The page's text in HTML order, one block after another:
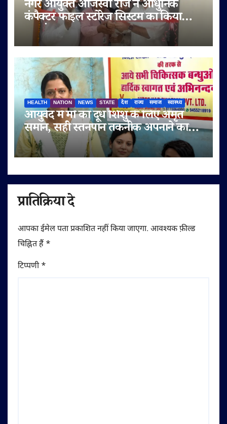
नगर आयुक्त ओजस्वी राज ने आधुनिक
कंपैक्टर फाइल स्टोरेज सिस्टम का किया
शुभारंभ
HEALTH NATION NEWS STATE देश राज्य समाज स्वास्थ्य
आयुर्वेद में माँ का दूध शिशु के लिए अमृत
समान, सही स्तनपान तकनीक अपनाने का
आह्वान
प्रातिक्रिया दे
आपका ईमेल पता प्रकाशित नहीं किया जाएगा. आवश्यक फ़ील्ड
चिह्नित हैं *
टिप्पणी*